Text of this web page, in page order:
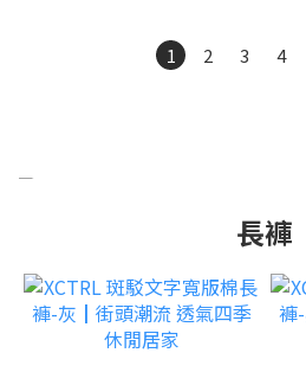
1 2 3 4
長褲